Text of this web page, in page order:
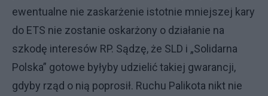
ewentualne nie zaskarżenie istotnie mniejszej kary
do ETS nie zostanie oskarżony o działanie na
szkodę interesów RP. Sądzę, że SLD i „Solidarna
Polska” gotowe byłyby udzielić takiej gwarancji,
gdyby rząd o nią poprosił. Ruchu Palikota nikt nie